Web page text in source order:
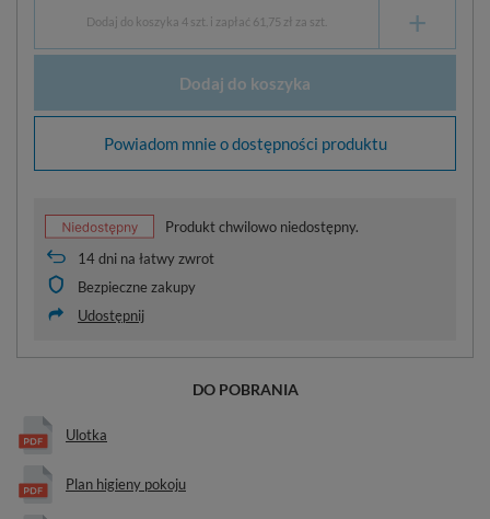
Dodaj do koszyka 4 szt. i zapłać 61,75 zł za szt. +
Dodaj do koszyka
Powiadom mnie o dostępności produktu
Produkt chwilowo niedostępny.
14dni na łatwy zwrot
Bezpieczne zakupy
Udostępnij
DO POBRANIA
Ulotka
Plan higieny pokoju